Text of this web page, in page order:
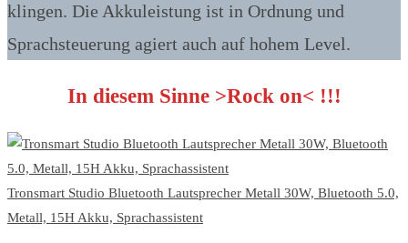
klingen. Die Akkuleistung ist in Ordnung und
Sprachsteuerung agiert auch auf hohem Level.
In diesem Sinne >Rock on< !!!
Tronsmart Studio Bluetooth Lautsprecher Metall 30W, Bluetooth 5.0,
Metall, 15H Akku, Sprachassistent